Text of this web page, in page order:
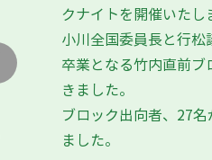
クナイトを開催いたし
小川全国委員長と行
卒業となる竹内直前
きました。
ブロック出向者、27
ました。